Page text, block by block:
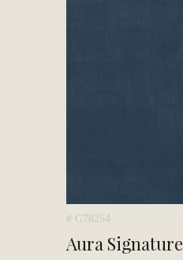
# G78254
Aura Signature